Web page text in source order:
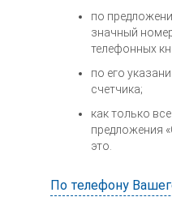
по
значный
телефонных
по его
счетчика;
как только
предложения
это.
По телефону